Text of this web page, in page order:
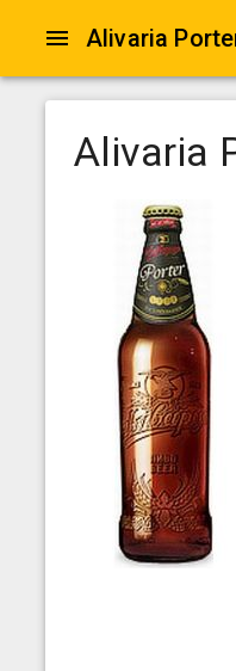
Alivaria
Alivaria